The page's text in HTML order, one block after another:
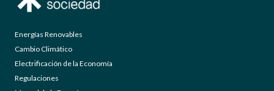
Energías Renovables
Cambio Climático
Electrificación de la Economía
Regulaciones